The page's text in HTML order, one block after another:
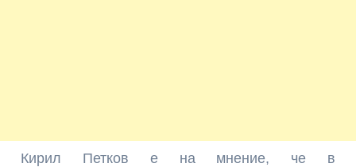
Кирил Петков е на мнение, че в